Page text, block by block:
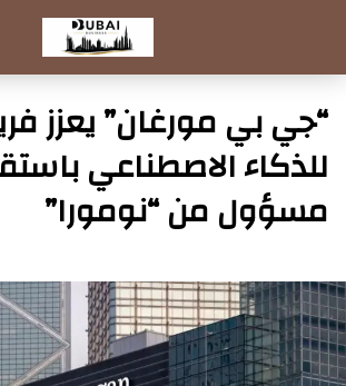
“جي بي مورغان” يعزز
للذكاء الاصطناعي
مسؤول من “نومورا”